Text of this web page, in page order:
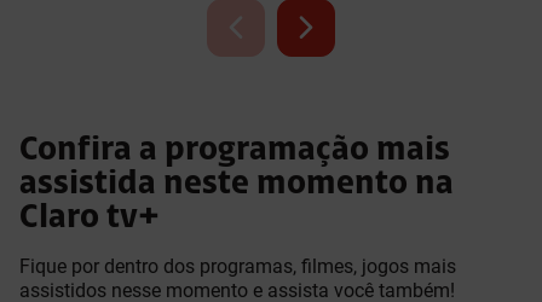
Confira a programação mais
assistida neste momento na
Claro tv+
Fique por dentro dos programas, filmes, jogos mais
assistidos nesse momento e assista você também!